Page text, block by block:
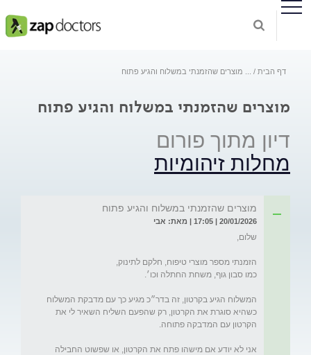
דף הבית מוצרים שהזמנתי במשלוח והגיע פתוח
מוצרים שהזמנתי במשלוח והגיע פתוח
דיון מתוך פורום
מחלות זיהומיות
מוצרים שהזמנתי במשלוח והגיע פתוח
20/01/2026 | 17:05 | מאת: אבי
המשלוח הגיע בקרטון, זה בדר״כ מגיע כך עם מדבקת המשלוח
כשהיא סוגרת את הקרטון, רק שהפעם השליח השאיר לי את
אני לא יודע אם מישהו פתח את הקרטון, או שפשוט החבילה